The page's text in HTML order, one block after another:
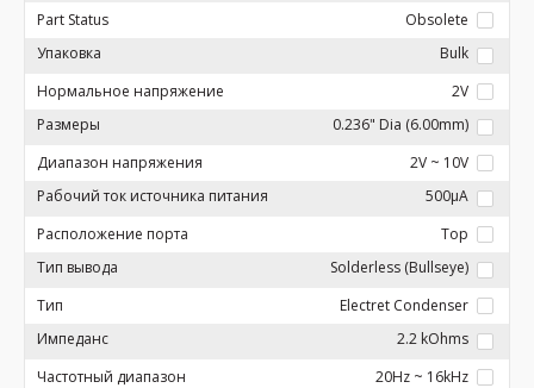
Part Status
Obsolete
Упаковка
Bulk
Нормальное напряжение
2V
Размеры
0.236" Dia (6.00mm)
Диапазон напряжения
2V ~ 10V
Рабочий ток источника питания
500µA
Расположение порта
Top
Тип вывода
Solderless (Bullseye)
Тип
Electret Condenser
Импеданс
2.2 kOhms
Частотный диапазон
20Hz ~ 16kHz